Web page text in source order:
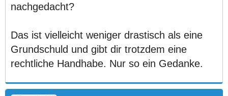
nachgedacht?
Das ist vielleicht weniger drastisch als eine
Grundschuld und gibt dir trotzdem eine
rechtliche Handhabe. Nur so ein Gedanke.